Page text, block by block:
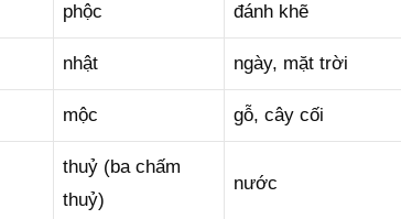
phộc đánh khẽ
nhật ngày, mặt trời
mộc gỗ, cây cối
thuỷ (ba chấm
thuỷ)
nước